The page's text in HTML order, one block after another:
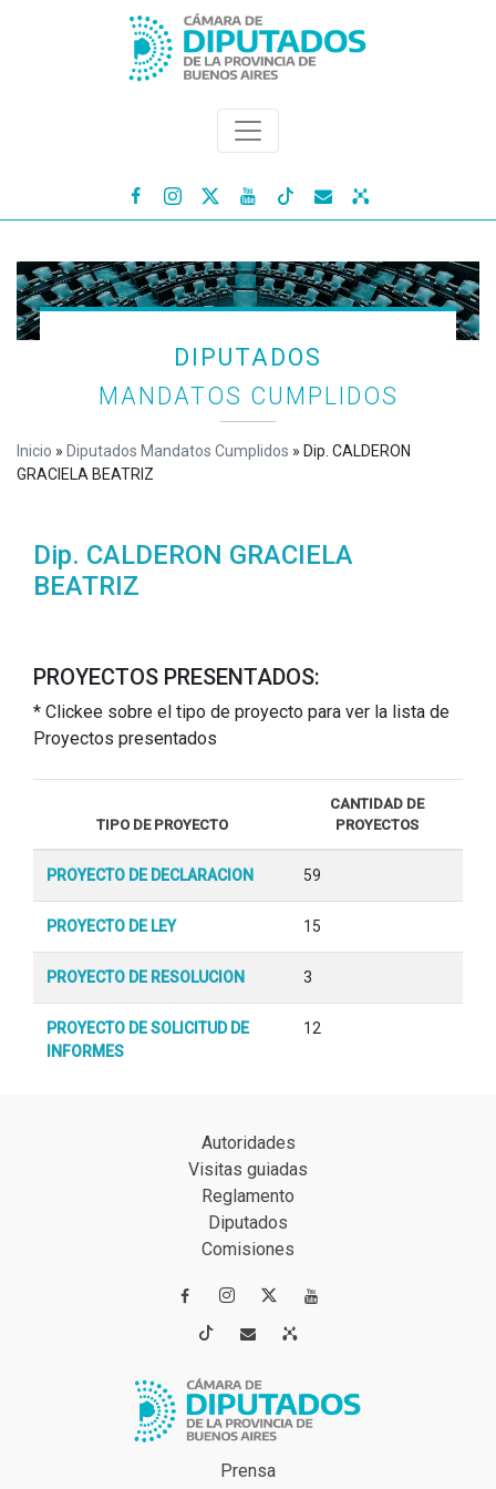
   
DIPUTADOS
MANDATOS CUMPLIDOS
Inicio » Diputados Mandatos Cumplidos » Dip. CALDERON
GRACIELA BEATRIZ
Dip. CALDERON GRACIELA
BEATRIZ
PROYECTOS PRESENTADOS:
* Clickee sobre el tipo de proyecto para ver la lista de
Proyectos presentados
TIPO DE PROYECTO
CANTIDAD DE
PROYECTOS
PROYECTO DE DECLARACION 59
PROYECTO DE LEY 15
PROYECTO DE RESOLUCION 3
PROYECTO DE SOLICITUD DE
INFORMES
12
Autoridades
Visitas guiadas
Reglamento
Diputados
Comisiones
 
 
Prensa